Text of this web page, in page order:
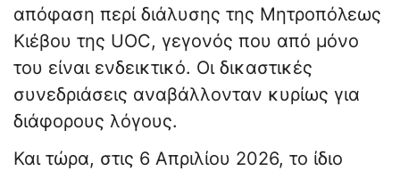
απόφαση περί διάλυσης της Μητροπόλεως
Κιέβου της UOC, γεγονός που από μόνο
του είναι ενδεικτικό. Οι δικαστικές
συνεδριάσεις αναβάλλονταν κυρίως για
διάφορους λόγους.
Και τώρα, στις 6 Απριλίου 2026, το ίδιο